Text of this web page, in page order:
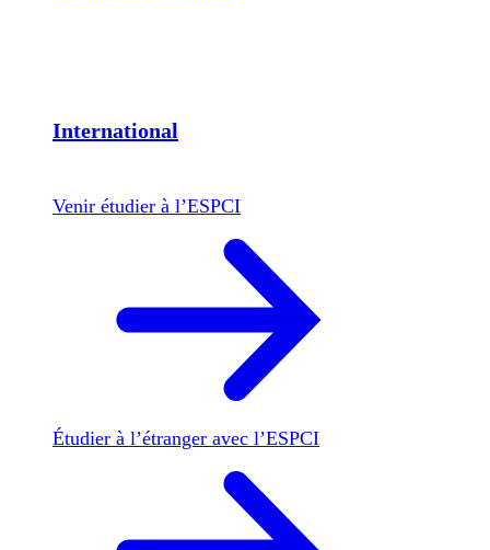
International
Venir étudier à l’ESPCI
Étudier à l’étranger avec l’ESPCI